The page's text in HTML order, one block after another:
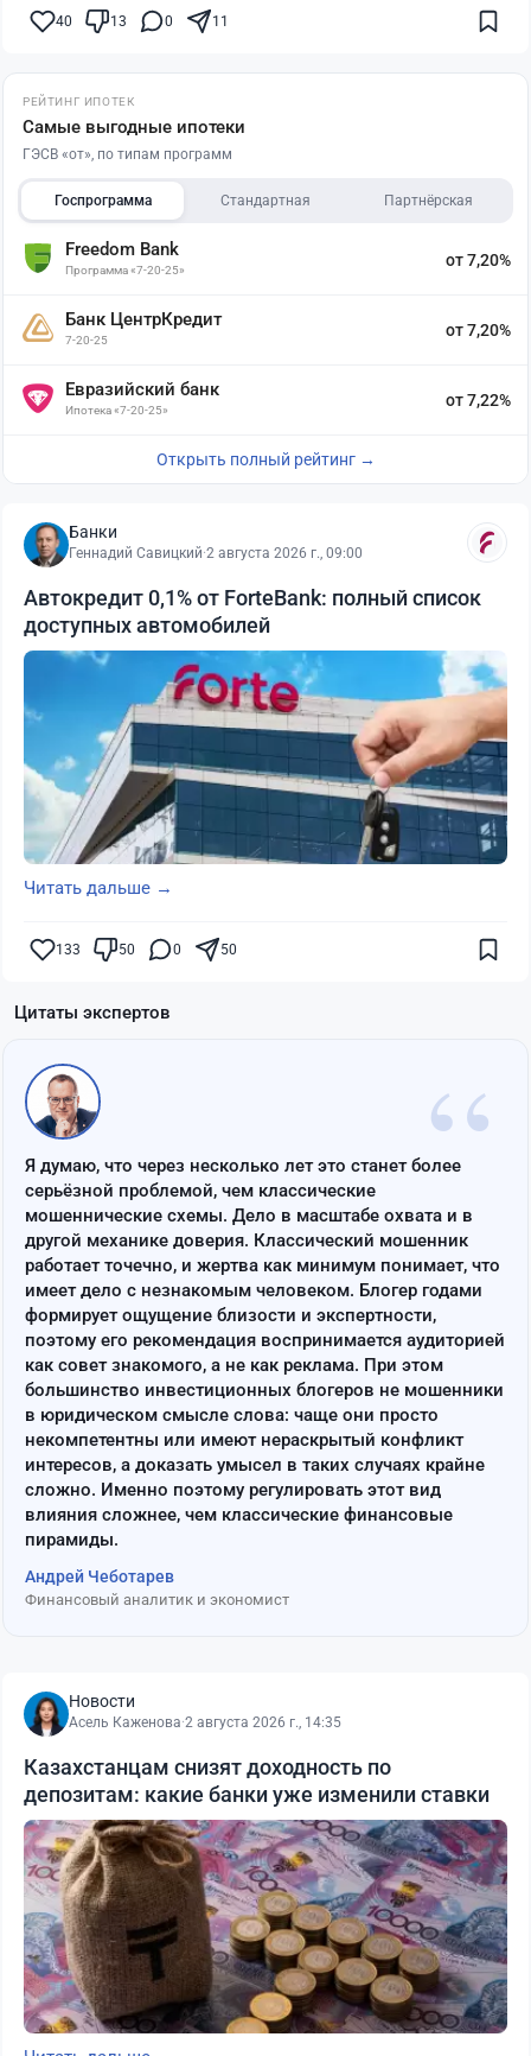
40 13 0 11
РЕЙТИНГ ИПОТЕК
Самые выгодные ипотеки
ГЭСВ «от», по типам программ
Госпрограмма Стандартная Партнёрская
Freedom Bank
Программа «7-20-25»
от 7,20%
Банк ЦентрКредит
7-20-25
от 7,20%
Евразийский банк
Ипотека «7-20-25»
от 7,22%
Открыть полный рейтинг →
Банки
Геннадий Савицкий·2 августа 2026 г., 09:00
Автокредит 0,1% от ForteBank: полный список
доступных автомобилей
Читать дальше →
133 50 0 50
Цитаты экспертов
“
Я думаю, что через несколько лет это станет более
серьёзной проблемой, чем классические
мошеннические схемы. Дело в масштабе охвата и в
другой механике доверия. Классический мошенник
работает точечно, и жертва как минимум понимает, что
имеет дело с незнакомым человеком. Блогер годами
формирует ощущение близости и экспертности,
поэтому его рекомендация воспринимается аудиторией
как совет знакомого, а не как реклама. При этом
большинство инвестиционных блогеров не мошенники
в юридическом смысле слова: чаще они просто
некомпетентны или имеют нераскрытый конфликт
интересов, а доказать умысел в таких случаях крайне
сложно. Именно поэтому регулировать этот вид
влияния сложнее, чем классические финансовые
пирамиды.
Андрей Чеботарев
Финансовый аналитик и экономист
Новости
Асель Каженова·2 августа 2026 г., 14:35
Казахстанцам снизят доходность по
депозитам: какие банки уже изменили ставки